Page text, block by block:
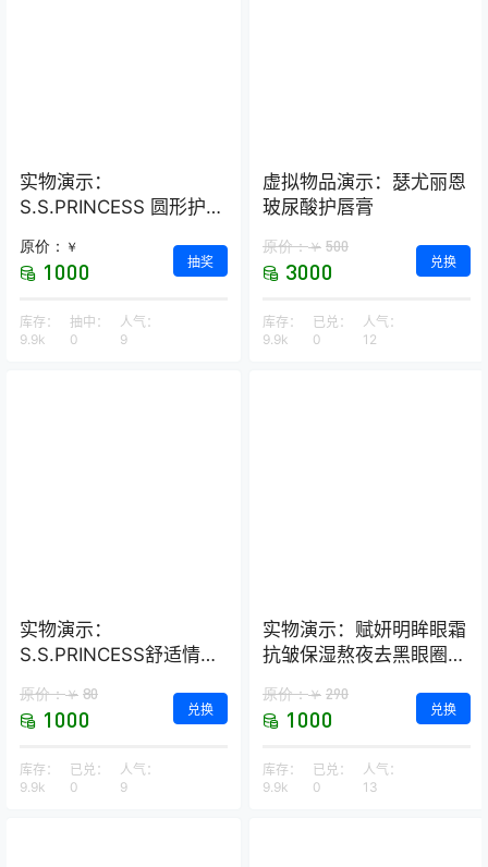
实物演示：
S.S.PRINCESS 圆形护颈
原价： ￥
1000 抽奖
库存：
9.9k
抽中：
0
人气：
9
虚拟物品演示：瑟尤丽恩
玻尿酸护唇膏
原价：￥ 500
3000 兑换
库存：
9.9k
已兑：
0
人气：
12
实物演示：
S.S.PRINCESS舒适情侣
原价：￥ 80
1000 兑换
库存：
9.9k
已兑：
0
人气：
9
实物演示：赋妍明眸眼霜
抗皱保湿熬夜去黑眼圈
原价：￥ 290
1000 兑换
库存：
9.9k
已兑：
0
人气：
13